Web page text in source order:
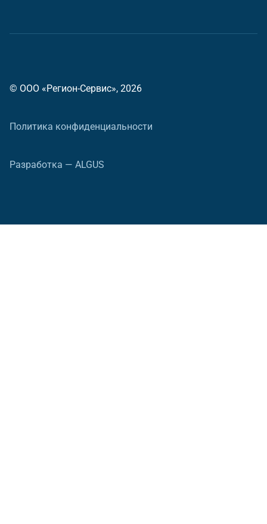
© ООО «Регион-Сервис», 2026
Политика конфиденциальности
Разработка — ALGUS